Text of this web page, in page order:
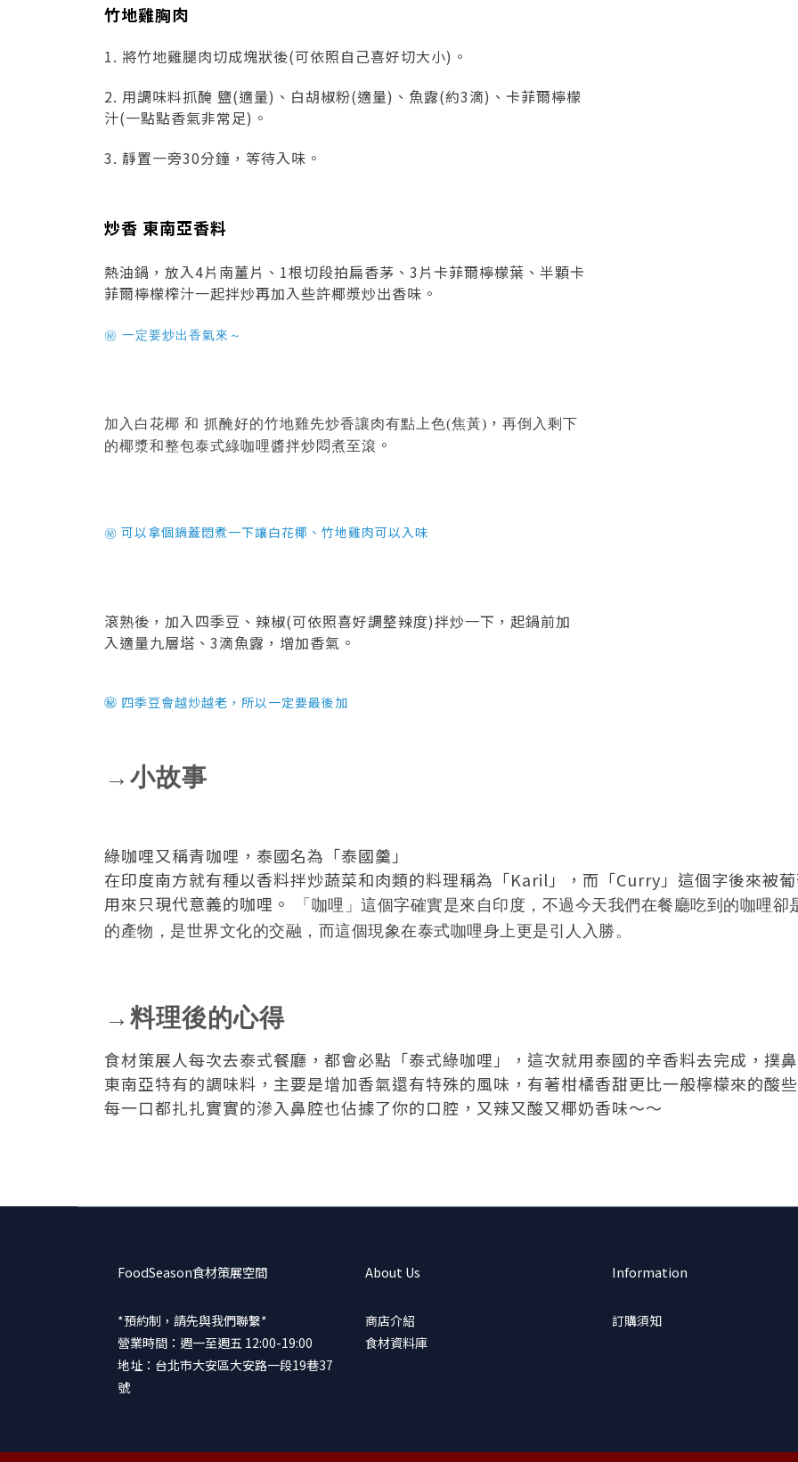
竹地雞胸肉
1. 將竹地雞腿肉切成塊狀後(可依照自己喜好切大小)。
2. 用調味料抓醃 鹽(適量)、白胡椒粉(適量)、魚露(約3滴)、卡菲爾檸檬
汁(一點點香氣非常足)。
3. 靜置一旁30分鐘，等待入味。
炒香 東南亞香料
熱油鍋，放入4片南薑片、1根切段拍扁香茅、3片卡菲爾檸檬葉、半顆卡
菲爾檸檬榨汁一起拌炒再加入些許椰漿炒出香味。
㊙ 一定要炒出香氣來～
加入白花椰 和 抓醃好的竹地雞先炒香讓肉有點上色(焦黃) ， 再倒入剩下
的椰漿和整包泰式綠咖哩醬拌炒悶煮至滾 。
㊙ 可以拿個鍋蓋悶煮一下讓白花椰、竹地雞肉可以入味
滾熟後，加入四季豆、辣椒(可依照喜好調整辣度)拌炒一下，起鍋前加
入適量九層塔、3滴魚露，增加香氣。
㊙ 四季豆會越炒越老，所以一定要最後加
→小故事
綠咖哩又稱青咖哩，泰國名為「泰國羹」
在印度南方就有種以香料拌炒蔬菜和肉類的料理稱為「Karil」，而「Curry」這個字後來被
用來只現代意義的咖哩。
「咖哩」這個字確實是來自印度，不過今天我們在餐廳吃到的咖哩
的產物，是世界文化的交融，而這個現象在泰式咖哩身上更是引人入勝。
→料理後的心得
食材策展人每次去泰式餐廳，都會必點「泰式綠咖哩」，這次就用泰國的辛香料去完成，撲
東南亞特有的調味料，主要是增加香氣還有特殊的風味，有著柑橘香甜更比一般檸檬來的酸
每一口都扎扎實實的滲入鼻腔也佔據了你的口腔，又辣又酸又椰奶香味～～
FoodSeason食材策展空間
*預約制，請先與我們聯繫*
營業時間：週一至週五 12:00-19:00
地址：台北市大安區大安路一段19巷37
號
About Us
商店介紹
食材資料庫
Information
訂購須知